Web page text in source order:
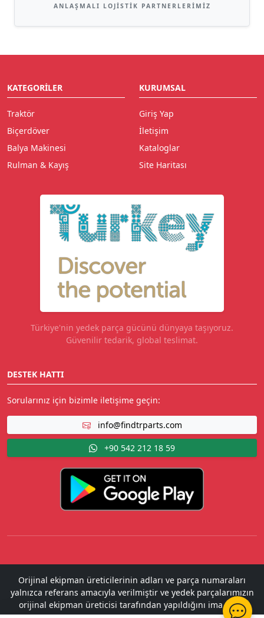
ANLAŞMALI LOJISTIK PARTNERLERIMIZ
KATEGORILER
Traktör
Biçerdöver
Balya Makinesi
Rulman & Kayış
KURUMSAL
Giriş Yap
İletişim
Kataloglar
Site Haritası
Türkiye'nin yedek parça gücünü dünyaya taşıyoruz.
Güvenilir tedarik, global teslimat.
DESTEK HATTI
Sorularınız için bizimle iletişime geçin:
info@findtrparts.com
+90 542 212 18 59
Orijinal ekipman üreticilerinin adları ve parça numaraları
yalnızca referans amacıyla verilmiştir ve yedek parçalarımızın
orijinal ekipman üreticisi tarafından yapıldığını ima etme